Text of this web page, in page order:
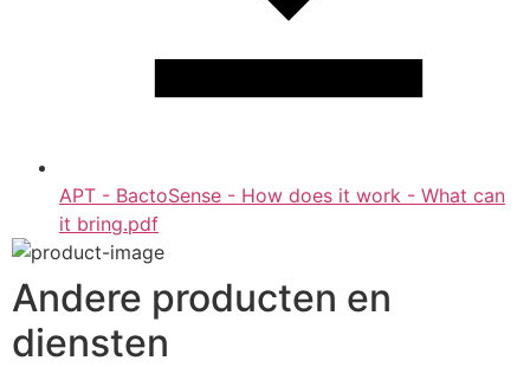
APT - BactoSense - How does it work - What can
it bring.pdf
Andere producten en
diensten